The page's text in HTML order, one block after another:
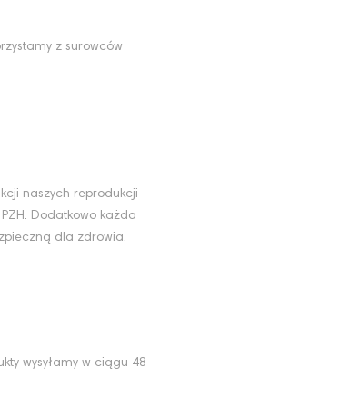
z surowców
naszych reprodukcji
Dodatkowo każda
dla zdrowia.
wysyłamy w ciągu 48